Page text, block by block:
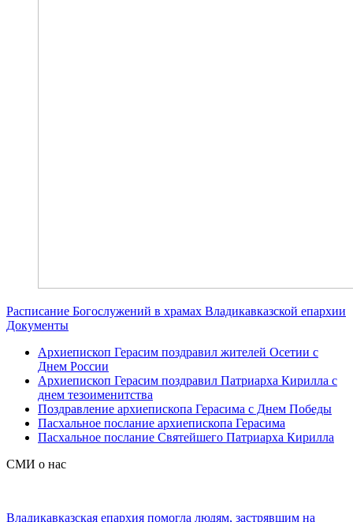
Расписание Богослужений в храмах Владикавказской епархии
Документы
Архиепископ Герасим поздравил жителей Осетии с
Днем России
Архиепископ Герасим поздравил Патриарха Кирилла с
днем тезоименитства
Поздравление архиепископа Герасима с Днем Победы
Пасхальное послание архиепископа Герасима
Пасхальное послание Святейшего Патриарха Кирилла
СМИ о нас
Владикавказская епархия помогла людям, застрявшим на